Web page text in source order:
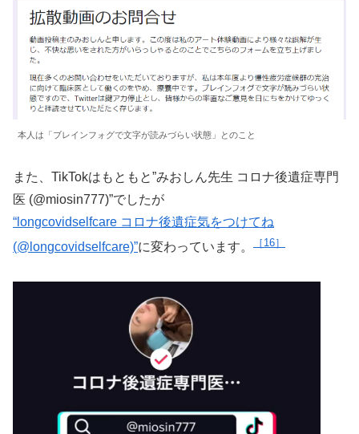
本人は「ブレインフォグで文字が読みづらい状態」とのこと
また、TikTokはもともと”みおしん先生 コロナ後遺症専門
医 (@miosin777)”でしたが
“longcovidselfcare コロナ後遺症気をつけてね
(@longcovidselfcare)”に変わっています。 16